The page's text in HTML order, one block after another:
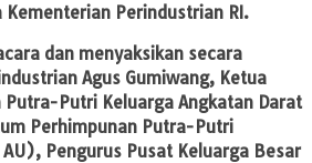
Kementerian Perindustrian RI.
dan menyaksikan secara
Agus Gumiwang, Ketua
Putra-Putri Keluarga Angkatan Darat
Perhimpunan Putra-Putri
Pengurus Pusat Keluarga Besar